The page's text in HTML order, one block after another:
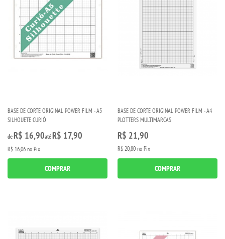
BASE DE CORTE ORIGINAL POWER FILM - A5
SILHOUETE CURIÔ
deR$ 16,90atéR$ 17,90
R$ 16,06 no Pix
COMPRAR
BASE DE CORTE ORIGINAL POWER FILM - A4
PLOTTERS MULTIMARCAS
R$ 21,90
R$ 20,80 no Pix
COMPRAR